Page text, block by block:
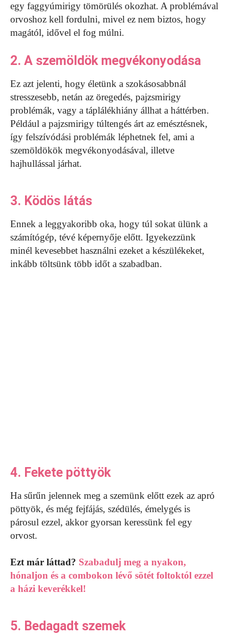
egy faggyúmirigy tömörülés okozhat. A problémával
orvoshoz kell fordulni, mivel ez nem biztos, hogy
magától, idővel el fog múlni.
2. A szemöldök megvékonyodása
Ez azt jelenti, hogy életünk a szokásosabbnál
stresszesebb, netán az öregedés, pajzsmirigy
problémák, vagy a táplálékhiány állhat a háttérben.
Például a pajzsmirigy túltengés árt az emésztésnek,
így felszívódási problémák léphetnek fel, ami a
szemöldökök megvékonyodásával, illetve
hajhullással járhat.
3. Ködös látás
Ennek a leggyakoribb oka, hogy túl sokat ülünk a
számítógép, tévé képernyője előtt. Igyekezzünk
minél kevesebbet használni ezeket a készülékeket,
inkább töltsünk több időt a szabadban.
4. Fekete pöttyök
Ha sűrűn jelennek meg a szemünk előtt ezek az apró
pöttyök, és még fejfájás, szédülés, émelygés is
párosul ezzel, akkor gyorsan keressünk fel egy
orvost.
Ezt már láttad? Szabadulj meg a nyakon,
hónaljon és a combokon lévő sötét foltoktól ezzel
a házi keverékkel!
5. Bedagadt szemek